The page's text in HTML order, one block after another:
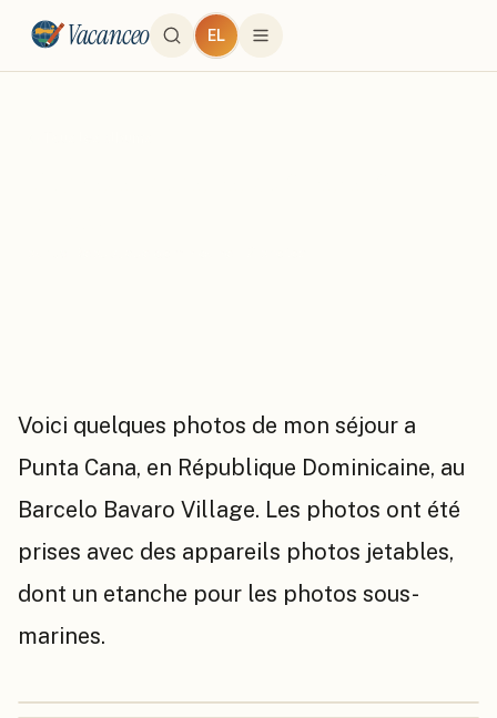
Vacanceo EL
Voici quelques photos de mon séjour a
Punta Cana, en République Dominicaine, au
Barcelo Bavaro Village. Les photos ont été
prises avec des appareils photos jetables,
dont un etanche pour les photos sous-
marines.